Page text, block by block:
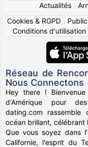
Actualités|
Cookies & RGPD
Conditions d'utilisation|
Réseau de
Nous Connectons
Hey there !
d'Amérique pour
dating.com rassemble
océan brillant, célébrant
Que vous soyez dans
Californie, l'esprit du